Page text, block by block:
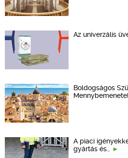
Az univerzális
Boldogságos
A piaci
gyártás és…